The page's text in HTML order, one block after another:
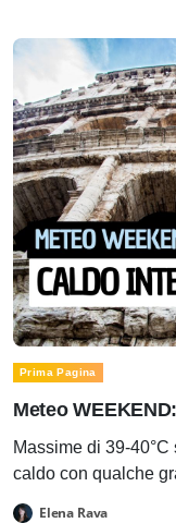
Prima Pagina
Meteo
Massime di 39-
caldo con qualche
Elena Rava